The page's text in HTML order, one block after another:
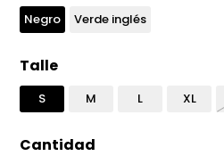
Negro Verde inglés
Talle
S M L XL
Cantidad